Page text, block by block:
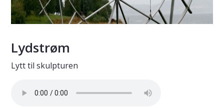
Lydstrøm
Lytt til skulpturen